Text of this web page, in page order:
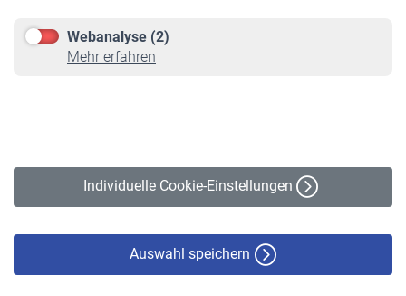
Webanalyse (2)
Mehr erfahren
Individuelle Cookie-Einstellungen
Auswahl speichern
Online-Rechner
VBLnewsletter
Erklärung zur Barrierefreiheit